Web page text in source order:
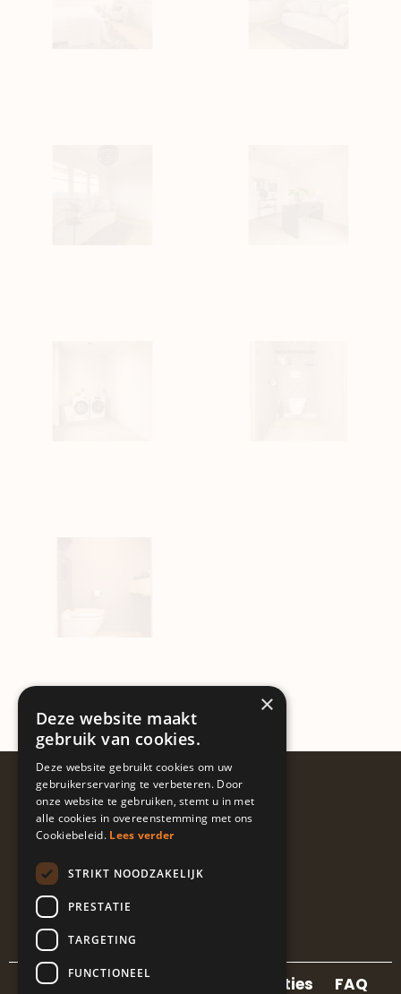
Volg ons
@guapalocaties
I
n
s
t
a
g
r
a
L
i
n
e
i
E
n
v
l
p
Contact Locaties Referenties FAQ
×
Deze website maakt
gebruik van cookies.
Deze website gebruikt cookies om uw
gebruikerservaring te verbeteren. Door
onze website te gebruiken, stemt u in met
alle cookies in overeenstemming met ons
Cookiebeleid. Lees verder
STRIKT NOODZAKELIJK
PRESTATIE
TARGETING
FUNCTIONEEL